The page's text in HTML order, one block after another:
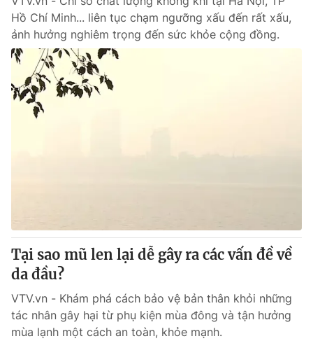
Hồ Chí Minh... liên tục chạm ngưỡng xấu đến rất xấu,
ảnh hưởng nghiêm trọng đến sức khỏe cộng đồng.
Tại sao mũ len lại dễ gây ra các vấn đề về
da đầu?
VTV.vn - Khám phá cách bảo vệ bản thân khỏi những
tác nhân gây hại từ phụ kiện mùa đông và tận hưởng
mùa lạnh một cách an toàn, khỏe mạnh.